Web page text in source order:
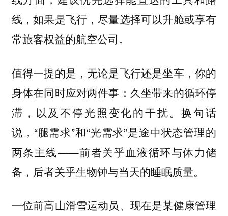
线，如果是飞行，尽量选择可以升舱或享有
常旅客权益的航空公司。
值得一提的是，无论是飞行还是坐车，你的
身体在同时应对两件事：久坐带来的循环停
滞，以及不停光照变化的干扰。换句话
说，“腿需求”和“光需求”是途中状态管理的
两条主线——前者关乎血液循环与体力储
备，后者关乎生物钟与当天的睡眠质量。
一位前高山滑雪运动员、现在是某健康管理